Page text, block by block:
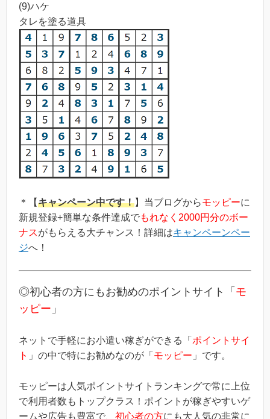
(9)ハケ
タレを塗る道具
＊【キャンペーン中です！】当ブログからモッピーに
新規登録+簡単な条件達成でもれなく2000円分のボー
ナスがもらえる大チャンス！詳細はキャンペーンペー
ジへ！
◎初心者の方にもお勧めのポイントサイト「 モ
ッピー 」
ネットで手軽にお小遣い稼ぎができる「 ポイントサイ
ト 」の中で特にお勧めなのが「 モッピー 」です。
モッピーは人気ポイントサイトランキングで常に上位
で利用者数もトップクラス！ポイントが稼ぎやすいゲ
ームや広告も豊富で、 初心者の方にも大人気の非常に